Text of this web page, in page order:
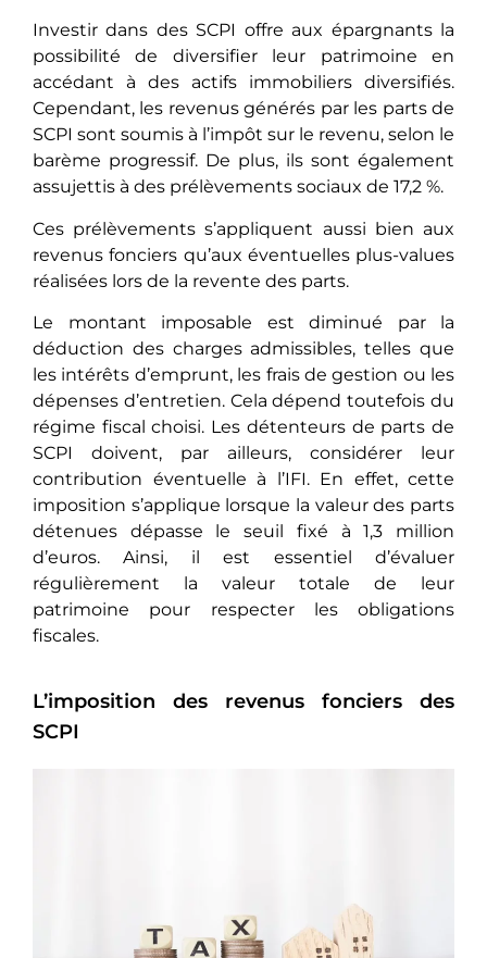
Investir dans des SCPI offre aux épargnants la
possibilité de diversifier leur patrimoine en
accédant à des actifs immobiliers diversifiés.
Cependant, les revenus générés par les parts de
SCPI sont soumis à l’impôt sur le revenu, selon le
barème progressif. De plus, ils sont également
assujettis à des prélèvements sociaux de 17,2 %.
Ces prélèvements s’appliquent aussi bien aux
revenus fonciers qu’aux éventuelles plus-values
réalisées lors de la revente des parts.
Le montant imposable est diminué par la
déduction des charges admissibles, telles que
les intérêts d’emprunt, les frais de gestion ou les
dépenses d’entretien. Cela dépend toutefois du
régime fiscal choisi. Les détenteurs de parts de
SCPI doivent, par ailleurs, considérer leur
contribution éventuelle à l’IFI. En effet, cette
imposition s’applique lorsque la valeur des parts
détenues dépasse le seuil fixé à 1,3 million
d’euros. Ainsi, il est essentiel d’évaluer
régulièrement la valeur totale de leur
patrimoine pour respecter les obligations
fiscales.
L’imposition des revenus fonciers des
SCPI